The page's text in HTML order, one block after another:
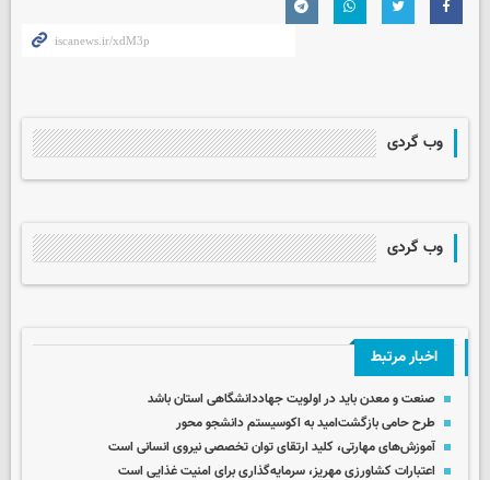
وب گردی
وب گردی
اخبار مرتبط
صنعت و معدن باید در اولویت جهاددانشگاهی استان باشد
طرح حامی بازگشت‌امید به اکوسیستم دانشجو محور
آموزش‌های مهارتی، کلید ارتقای توان تخصصی نیروی انسانی است
اعتبارات کشاورزی مهریز، سرمایه‌گذاری برای امنیت غذایی است